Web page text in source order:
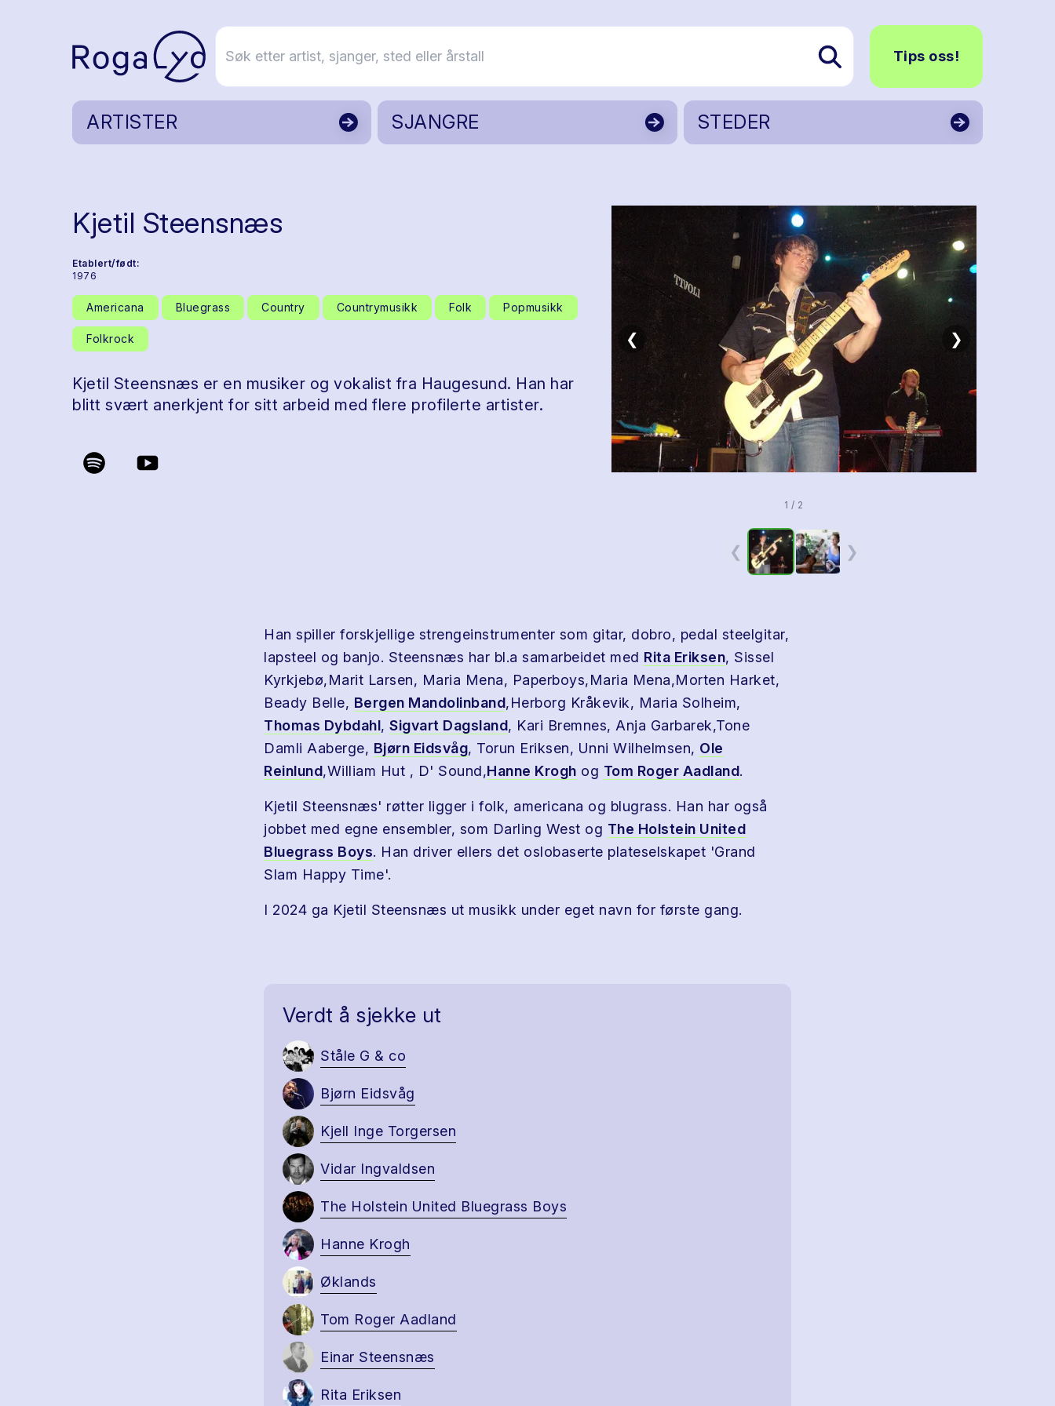
Tips oss!
ARTISTER SJANGRE STEDER
Kjetil Steensnæs
Etablert/født:
1976
Americana Bluegrass Country Countrymusikk Folk Popmusikk
Folkrock
Kjetil Steensnæs er en musiker og vokalist fra Haugesund. Han har
blitt svært anerkjent for sitt arbeid med flere profilerte artister.
❮ ❯
1 / 2
❮ ❯
Han spiller forskjellige strengeinstrumenter som gitar, dobro, pedal steelgitar,
lapsteel og banjo. Steensnæs har bl.a samarbeidet med Rita Eriksen, Sissel
Kyrkjebø,Marit Larsen, Maria Mena, Paperboys,Maria Mena,Morten Harket,
Beady Belle, Bergen Mandolinband,Herborg Kråkevik, Maria Solheim,
Thomas Dybdahl, Sigvart Dagsland, Kari Bremnes, Anja Garbarek,Tone
Damli Aaberge, Bjørn Eidsvåg, Torun Eriksen, Unni Wilhelmsen, Ole
Reinlund,William Hut , D' Sound,Hanne Krogh og Tom Roger Aadland.
Kjetil Steensnæs' røtter ligger i folk, americana og blugrass. Han har også
jobbet med egne ensembler, som Darling West og The Holstein United
Bluegrass Boys. Han driver ellers det oslobaserte plateselskapet 'Grand
Slam Happy Time'.
I 2024 ga Kjetil Steensnæs ut musikk under eget navn for første gang.
Verdt å sjekke ut
Ståle G & co
Bjørn Eidsvåg
Kjell Inge Torgersen
Vidar Ingvaldsen
The Holstein United Bluegrass Boys
Hanne Krogh
Øklands
Tom Roger Aadland
Einar Steensnæs
Rita Eriksen